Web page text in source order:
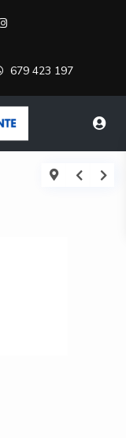
679 423 197